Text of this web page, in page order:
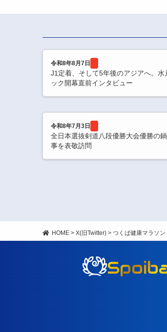
令和8年8月7日
J1定着、そして5年後のアジアへ。水
ック開幕直前インタビュー
令和8年7月3日
全日本選抜剣道八段優勝大会優勝の
事を表敬訪問
HOME > X(旧Twitter) > つくば健康マラソン